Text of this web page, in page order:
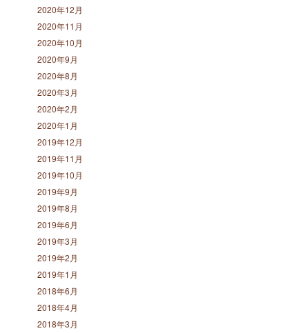
2020年12月
2020年11月
2020年10月
2020年9月
2020年8月
2020年3月
2020年2月
2020年1月
2019年12月
2019年11月
2019年10月
2019年9月
2019年8月
2019年6月
2019年3月
2019年2月
2019年1月
2018年6月
2018年4月
2018年3月